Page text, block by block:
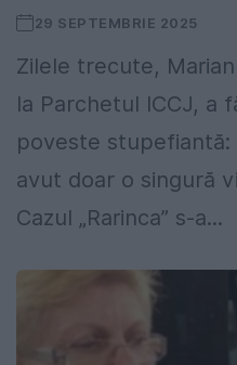
29 SEPTEMBRIE 2025
Zilele trecute,
la Parchetul ICCJ, a
poveste stupefiantă:
avut doar o singură
Cazul „Rarinca” s-a...